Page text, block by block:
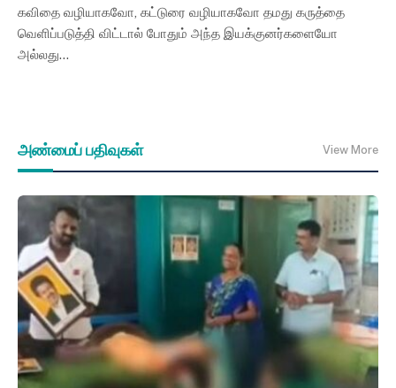
கவிதை வழியாகவோ, கட்டுரை வழியாகவோ தமது கருத்தை
வெளிப்படுத்தி விட்டால் போதும் அந்த இயக்குனர்களையோ
அல்லது…
அண்மைப் பதிவுகள் View More